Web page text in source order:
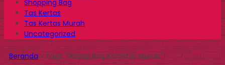
Shopping Bag
Tas Kertas
Tas Kertas Murah
Uncategorized
Beranda»Tags "Goody Bag Karakter Murah"